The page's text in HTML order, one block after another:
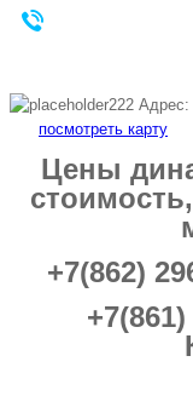
Адрес:
посмотреть карту
Цены
+7(862)